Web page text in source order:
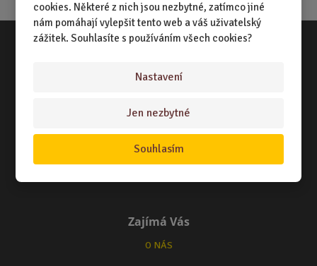
cookies. Některé z nich jsou nezbytné, zatímco jiné
nám pomáhají vylepšit tento web a váš uživatelský
zážitek. Souhlasíte s používáním všech cookies?
Nastavení
Jen nezbytné
Souhlasím
Vše o nákupu
TERMÍNY ODESLÁNÍ ZBOŽÍ
ZPŮSOB DORUČENÍ
Zajímá Vás
O NÁS